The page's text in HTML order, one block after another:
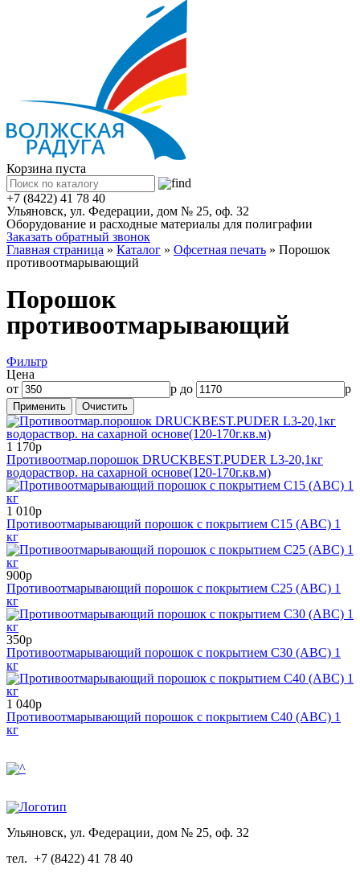
Корзина пуста
+7 (8422) 41 78 40
Ульяновск, ул. Федерации, дом № 25, оф. 32
Оборудование и расходные материалы для полиграфии
Заказать обратный звонок
Главная страница » Каталог » Офсетная печать » Порошок
противоотмарывающий
Порошок
противоотмарывающий
Фильтр
Цена
от
р до р
1 170р
Противоотмар.порошок DRUCKBEST.PUDER L3-20,1кг
водораствор. на сахарной основе(120-170г.кв.м)
1 010р
Противоотмарывающий порошок с покрытием С15 (АВС) 1
кг
900р
Противоотмарывающий порошок с покрытием С25 (АВС) 1
кг
350р
Противоотмарывающий порошок с покрытием С30 (АВС) 1
кг
1 040р
Противоотмарывающий порошок с покрытием С40 (АВС) 1
кг
Ульяновск, ул. Федерации, дом № 25, оф. 32
тел. +7 (8422) 41 78 40